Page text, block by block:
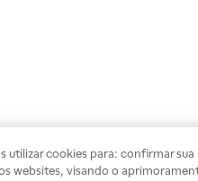
utilizar cookies para: confirmar
websites, visando o